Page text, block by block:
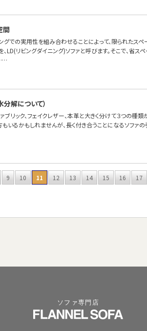
間
グでの実用性を組み合わせることによって、限られたス
LD(リビングダイニング)ソファと呼びます。そこで、省ス
解について）
ブリック、フェイクレザー、本革と大きく分けて３つの種
いるかもしれませんが、長く付き合うことになるソファ
9 10 11 12 13 14 15 16
17
ソファ専門店